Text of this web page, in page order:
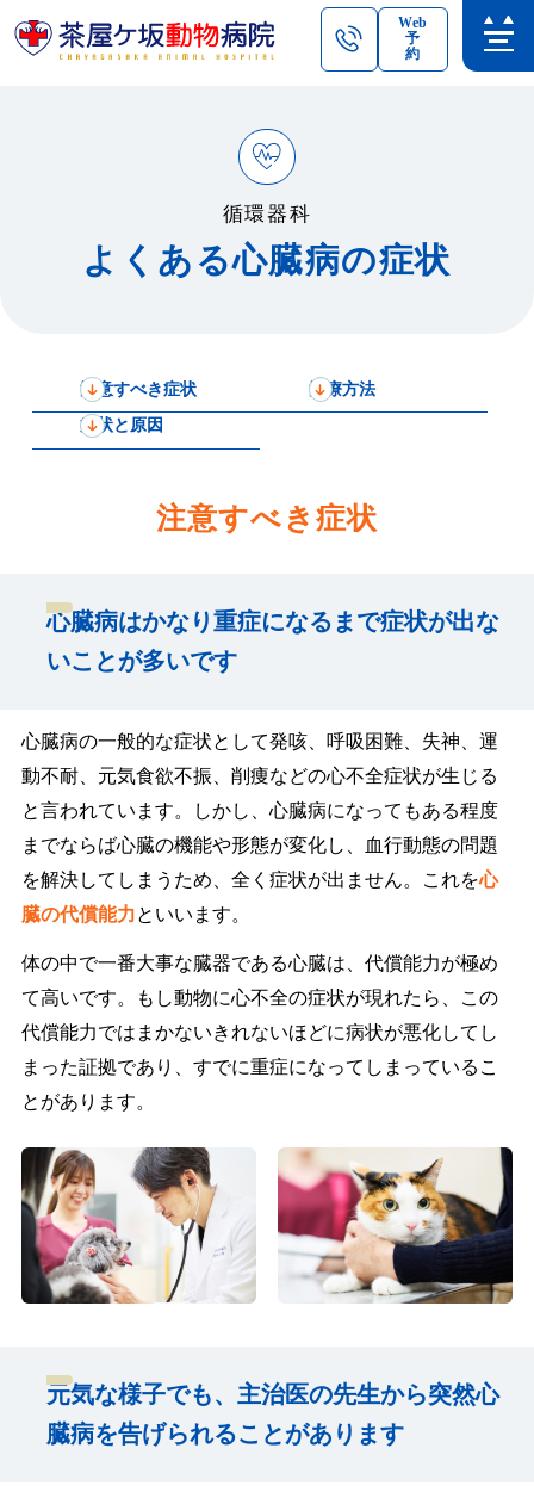
Web
予
約
循環器科
よくある心臓病の症状
注意すべき症状
治療方法
症状と原因
注意すべき 症状
心臓病はかなり重症になるまで症状が出な
いことが多いです
心臓病の一般的な症状として発咳、呼吸困難、失神、運
動不耐、元気食欲不振、削痩などの心不全症状が生じる
と言われています。しかし、心臓病になってもある程度
までならば心臓の機能や形態が変化し、血行動態の問題
を解決してしまうため、全く症状が出ません。これを心
臓の代償能力といいます。
体の中で一番大事な臓器である心臓は、代償能力が極め
て高いです。もし動物に心不全の症状が現れたら、この
代償能力ではまかないきれないほどに病状が悪化してし
まった証拠であり、すでに重症になってしまっているこ
とがあります。
元気な様子でも、主治医の先生から突然心
臓病を告げられることがあります